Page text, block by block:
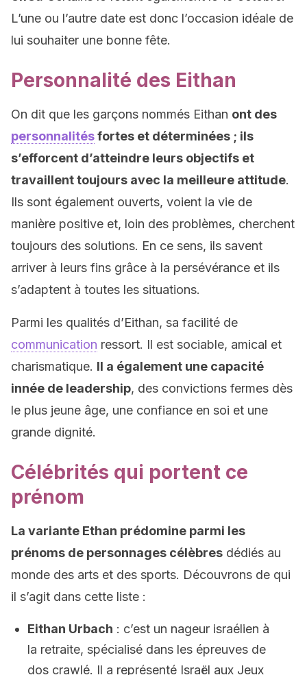
L’une ou l’autre date est donc l’occasion idéale de
lui souhaiter une bonne fête.
Personnalité des Eithan
On dit que les garçons nommés Eithan ont des
personnalitésfortes et déterminées ; ils
s’efforcent d’atteindre leurs objectifs et
travaillent toujours avec la meilleure attitude.
Ils sont également ouverts, voient la vie de
manière positive et, loin des problèmes, cherchent
toujours des solutions. En ce sens, ils savent
arriver à leurs fins grâce à la persévérance et ils
s’adaptent à toutes les situations.
Parmi les qualités d’Eithan, sa facilité de
communication ressort. Il est sociable, amical et
charismatique. Il a également une capacité
innée de leadership, des convictions fermes dès
le plus jeune âge, une confiance en soi et une
grande dignité.
Célébrités qui portent ce
prénom
La variante Ethan prédomine parmi les
prénoms de personnages célèbres dédiés au
monde des arts et des sports. Découvrons de qui
il s’agit dans cette liste :
Eithan Urbach : c’est un nageur israélien à
la retraite, spécialisé dans les épreuves de
dos crawlé. Il a représenté Israël aux Jeux